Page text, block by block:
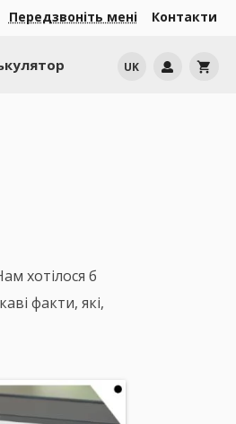
Передзвоніть мені Контакти
UK shopping_cart
хотілося б
факти, які,